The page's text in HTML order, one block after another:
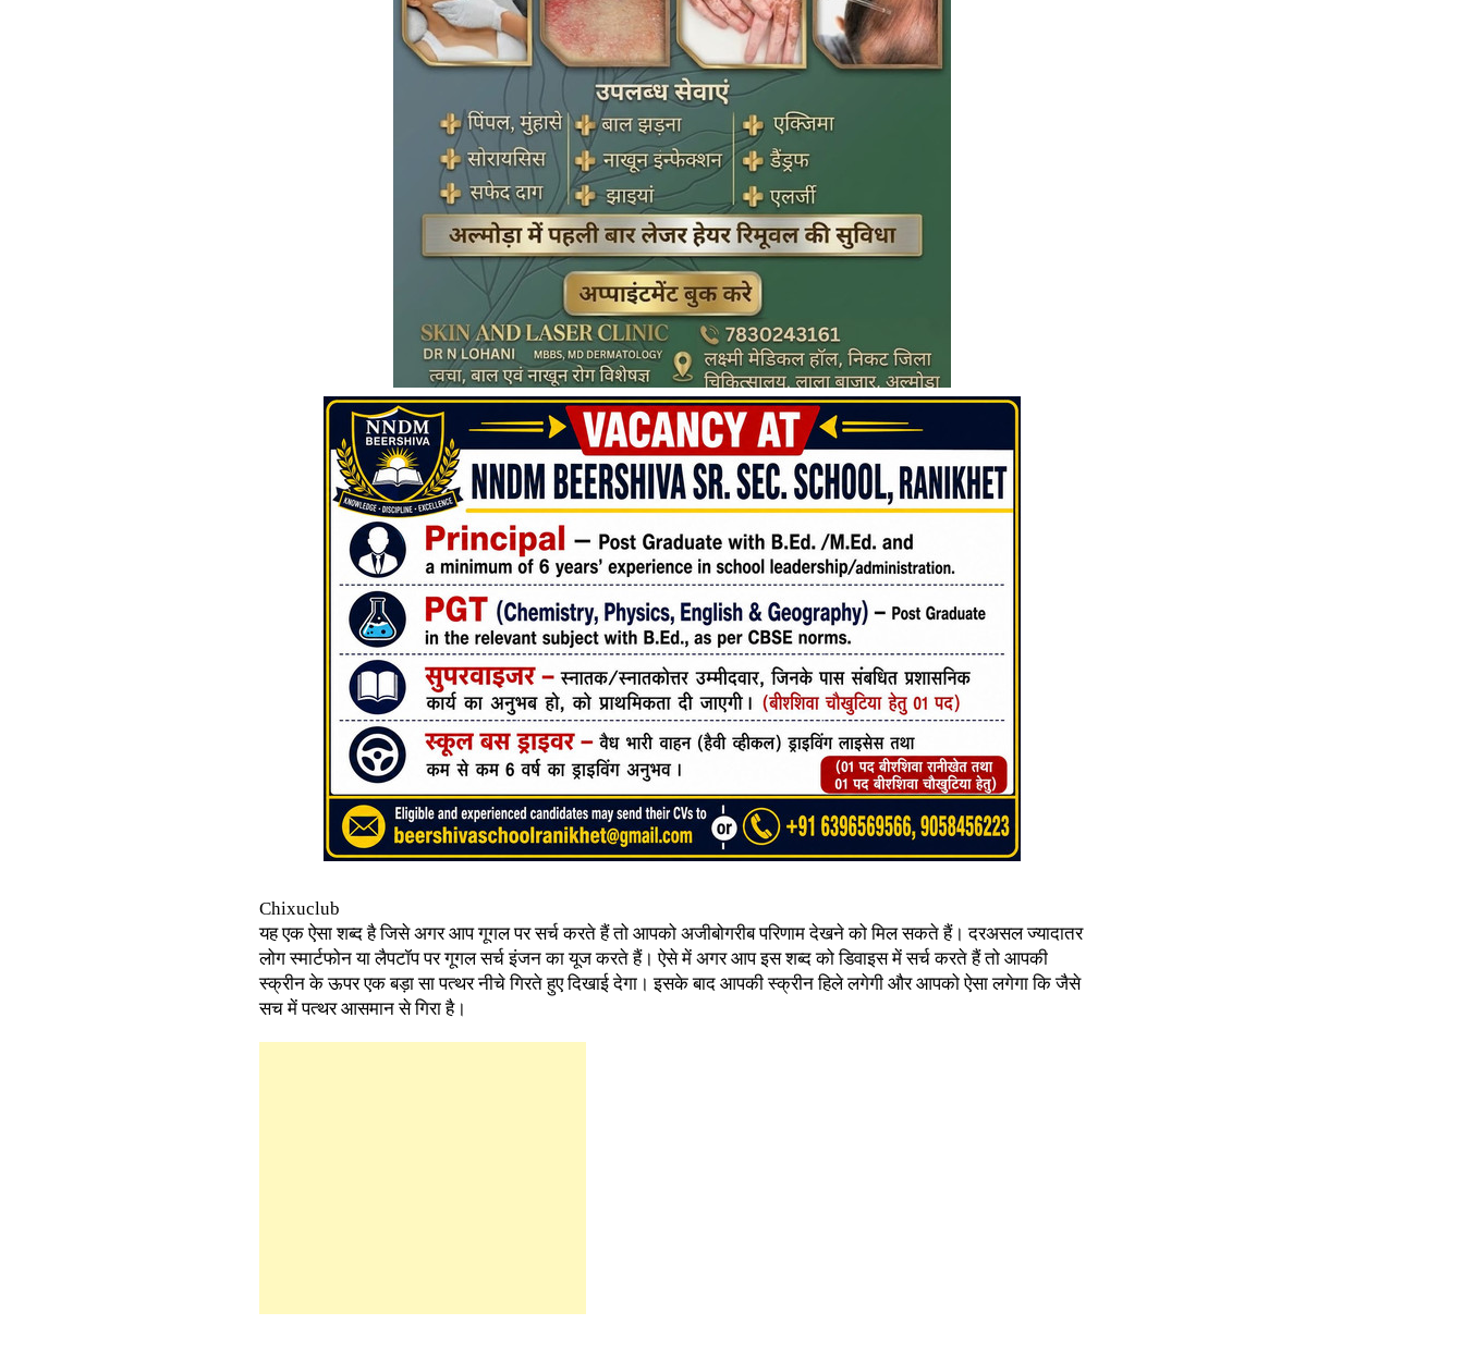
Chixuclub
यह एक ऐसा शब्द है जिसे अगर आप गूगल पर सर्च करते हैं तो आपको अजीबोगरीब परिणाम देखने को मिल सकते हैं। दरअसल ज्यादातर
लोग स्मार्टफोन या लैपटॉप पर गूगल सर्च इंजन का यूज करते हैं। ऐसे में अगर आप इस शब्द को डिवाइस में सर्च करते हैं तो आपकी
स्क्रीन के ऊपर एक बड़ा सा पत्थर नीचे गिरते हुए दिखाई देगा। इसके बाद आपकी स्क्रीन हिले लगेगी और आपको ऐसा लगेगा कि जैसे
सच में पत्थर आसमान से गिरा है।